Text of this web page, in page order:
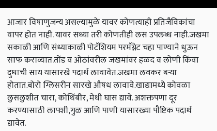
आजार विषाणुजन्य असल्यामुळे यावर कोणत्याही प्रतिजैविकांचा
वापर होत नाही. यावर सध्या तरी कोणतीही लस उपलब्ध नाही.जखमा
सकाळी आणि संध्याकाळी पोटॅशियम परमॅग्नेट चहा पाण्याने धुऊन
साफ कराव्यात.तोंड व ओठांवरील जखमांवर हळद व लोणी किंवा
दुधाची साय यासारखे पदार्थ लावावेत.जखमा लवकर बऱ्या
होतात.बोरो ग्लिसरीन सारखे औषध लावावे.खाद्यामध्ये कोवळा
लुसलुशीत चारा, कोथिंबीर, मेथी घास द्यावे. अशक्तपणा दूर
करण्यासाठी लापशी,गुळ आणि पाणी यासारख्या पौष्टिक पदार्थ
द्यावेत.